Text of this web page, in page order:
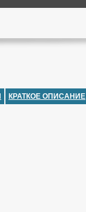
КРАТКОЕ ОПИСАНИЕ